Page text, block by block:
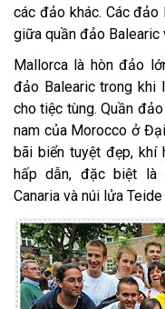
các đảo khác. Các đảo
giữa quần đảo Balearic
Mallorca là hòn đảo
đảo Balearic trong khi
cho tiệc tùng. Quần
nam của Morocco ở
bãi biển tuyệt đẹp, khí
hấp dẫn, đặc biệt là
Canaria và núi lửa